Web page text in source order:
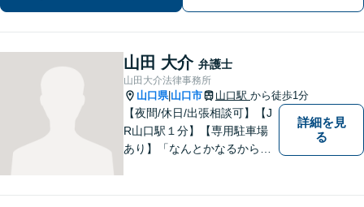
山田 大介 弁護士
山田大介法律事務所
山口県| 山口市 山口駅 から徒歩1分
【夜間/休日/出張相談可】【J
R山口駅１分】【専用駐車場
あり】「なんとかなるから大
詳細を見
る